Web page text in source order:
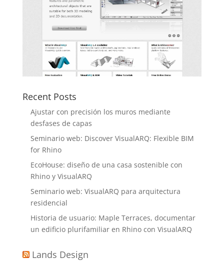
Recent Posts
Ajustar con precisión los muros mediante
desfases de capas
Seminario web: Discover VisualARQ: Flexible BIM
for Rhino
EcoHouse: diseño de una casa sostenible con
Rhino y VisualARQ
Seminario web: VisualARQ para arquitectura
residencial
Historia de usuario: Maple Terraces, documentar
un edificio plurifamiliar en Rhino con VisualARQ
Lands Design